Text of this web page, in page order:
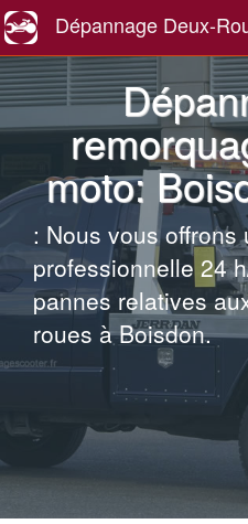
Dépannage Deux-
moto:
: Nous vous offrons
professionnelle 24
pannes relatives
roues à Boisdon.